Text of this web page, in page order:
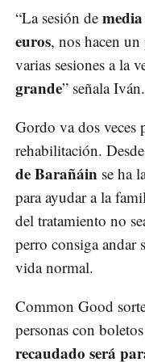
“La sesión de
euros, nos hacen
varias sesiones a la
grande” señala Iván.
Gordo va dos veces
rehabilitación.
de Barañáin se ha
para ayudar a la
del tratamiento no
perro consiga andar
vida normal.
Common Good
personas con
recaudado será